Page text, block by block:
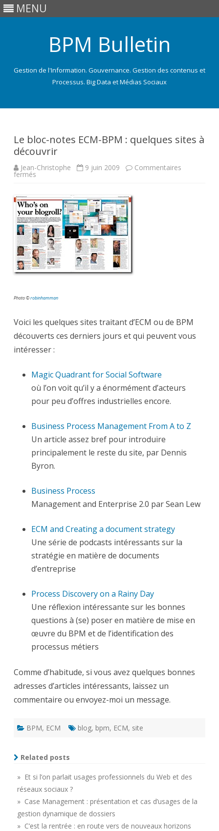
MENU
BPM Bulletin
Gestion de l'Information. Gouvernance. Gestion des contenus et
Processus. Big Data et Médias Sociaux
Le bloc-notes ECM-BPM : quelques sites à
découvrir
Jean-Christophe 9 juin 2009 Commentaires
fermés
ECM-
BPM
:
quelques
sites
à
découvrir
Photo ©robinhamman
Voici les quelques sites traitant d’ECM ou de BPM
découverts ces derniers jours et qui peuvent vous
intéresser :
Magic Quadrant for Social Software
où l’on voit qu’il y a énormément d’acteurs
pour peu d’offres industrielles encore.
Business Process Management From A to Z
Un article assez bref pour introduire
principalement le reste du site, par Dennis
Byron.
Business Process
Management and Enterprise 2.0 par Sean Lew
ECM and Creating a document strategy
Une série de podcasts intéressants sur la
stratégie en matière de documents
d’entreprise
Process Discovery on a Rainy Day
Une réflexion intéressante sur les bonnes
questions à (se) poser en matière de mise en
œuvre du BPM et de l’identification des
processus métiers
Comme d’habitude, si vous avez quelques bonnes
adresses d’articles intéressants, laissez un
commentaire ou envoyez-moi un message.
BPM, ECM blog, bpm, ECM, site
Related posts
» Et si l’on parlait usages professionnels du Web et des
réseaux sociaux ?
» Case Management : présentation et cas d’usages de la
gestion dynamique de dossiers
» C’est la rentrée : en route vers de nouveaux horizons